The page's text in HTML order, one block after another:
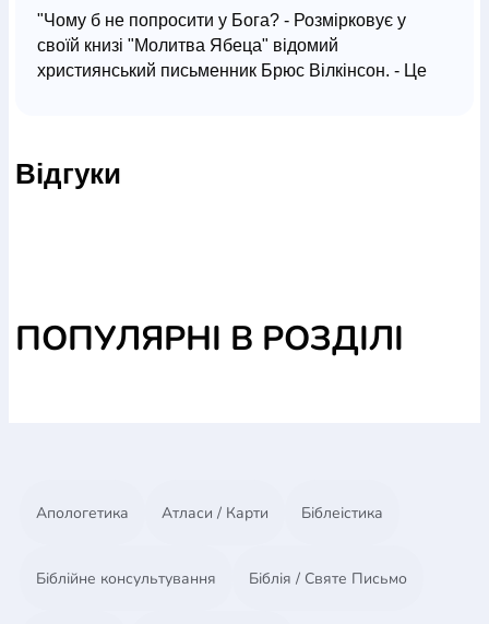
"Чому б не попросити у Бога? - Розмірковує у
своїй книзі "Молитва Ябеца" відомий
християнський письменник Брюс Вілкінсон. - Це
навчимося молитві Ябеца, ми не навчимося жити
Відгуки
ПОПУЛЯРНІ В РОЗДІЛІ
Апологетика Атласи / Карти Біблеістика
Біблійне консультування Біблія / Святе Письмо